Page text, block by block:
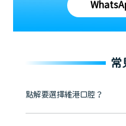
常
點解要選擇維港口腔？
維港口腔踐行「醫道濟世」的大